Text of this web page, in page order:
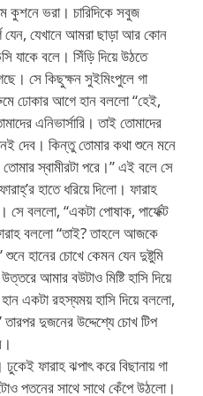
কুশনে ভরা। চারিদিকে সবুজ
যেখানে আমরা ছাড়া আর কোন
যাকে বলে। সিঁড়ি দিয়ে উঠতে
সে কিছুক্ষন সুইমিংপুলে গা
ঢোকার আগে হান বললো “হেই,
এনিভার্সারি। তাই তোমাদের
দেব। কিন্তু তোমার কথা শুনে মনে
স্বামীরটা পরে।” এই বলে সে
হাতে ধরিয়ে দিলো। ফারাহ
সে বললো, “একটা পোষাক, পার্ফেক্ট
বললো “তাই? তাহলে আজকে
হানের চোখে কেমন যেন দুষ্টুমি
আমার বউটাও মিষ্টি হাসি দিয়ে
একটা রহস্যময় হাসি দিয়ে বললো,
দুজনের উদ্দেশ্যে চোখ টিপ
ফারাহ ঝপাৎ করে বিছানায় গা
পতনের সাথে সাথে কেঁপে উঠলো।